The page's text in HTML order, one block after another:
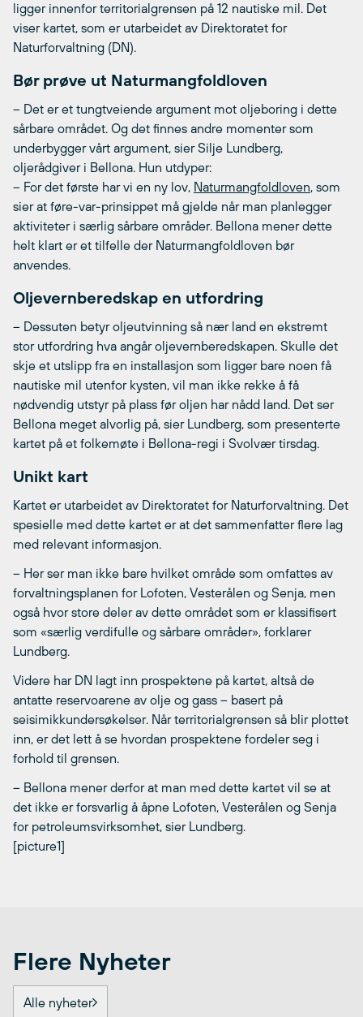
ligger innenfor territorialgrensen på 12 nautiske mil. Det
viser kartet, som er utarbeidet av Direktoratet for
Naturforvaltning (DN).
Bør prøve ut Naturmangfoldloven
– Det er et tungtveiende argument mot oljeboring i dette
sårbare området. Og det finnes andre momenter som
underbygger vårt argument, sier Silje Lundberg,
oljerådgiver i Bellona. Hun utdyper:
– For det første har vi en ny lov, Naturmangfoldloven, som
sier at føre-var-prinsippet må gjelde når man planlegger
aktiviteter i særlig sårbare områder. Bellona mener dette
helt klart er et tilfelle der Naturmangfoldloven bør
anvendes.
Oljevernberedskap en utfordring
– Dessuten betyr oljeutvinning så nær land en ekstremt
stor utfordring hva angår oljevernberedskapen. Skulle det
skje et utslipp fra en installasjon som ligger bare noen få
nautiske mil utenfor kysten, vil man ikke rekke å få
nødvendig utstyr på plass før oljen har nådd land. Det ser
Bellona meget alvorlig på, sier Lundberg, som presenterte
kartet på et folkemøte i Bellona-regi i Svolvær tirsdag.
Unikt kart
Kartet er utarbeidet av Direktoratet for Naturforvaltning. Det
spesielle med dette kartet er at det sammenfatter flere lag
med relevant informasjon.
– Her ser man ikke bare hvilket område som omfattes av
forvaltningsplanen for Lofoten, Vesterålen og Senja, men
også hvor store deler av dette området som er klassifisert
som «særlig verdifulle og sårbare områder», forklarer
Lundberg.
Videre har DN lagt inn prospektene på kartet, altså de
antatte reservoarene av olje og gass – basert på
seisimikkundersøkelser. Når territorialgrensen så blir plottet
inn, er det lett å se hvordan prospektene fordeler seg i
forhold til grensen.
– Bellona mener derfor at man med dette kartet vil se at
det ikke er forsvarlig å åpne Lofoten, Vesterålen og Senja
for petroleumsvirksomhet, sier Lundberg.
[picture1]
Flere Nyheter
Alle nyheter